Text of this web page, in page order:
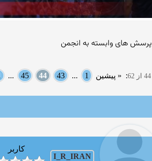
پرسش های وابسته به انجمن
: « پیشین 1
...
43
44
45
...
I_R_IRAN
کاربر